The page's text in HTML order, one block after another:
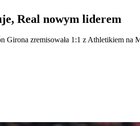
Real nowym liderem
Girona zremisowała 1:1 z Athletikiem